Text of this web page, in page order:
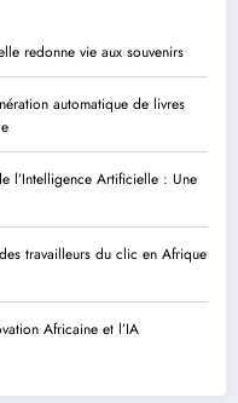
redonne vie aux souvenirs
automatique de livres
l’Intelligence Artificielle : Une
travailleurs du clic en Afrique
Africaine et l’IA